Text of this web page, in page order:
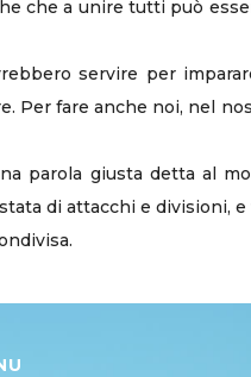
che a unire tutti può
servire per
Per fare anche noi, nel
parola giusta detta al
di attacchi e divisioni,